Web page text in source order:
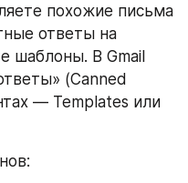
похожие письма
ответы на
шаблоны. В Gmail
(Canned
— Templates или